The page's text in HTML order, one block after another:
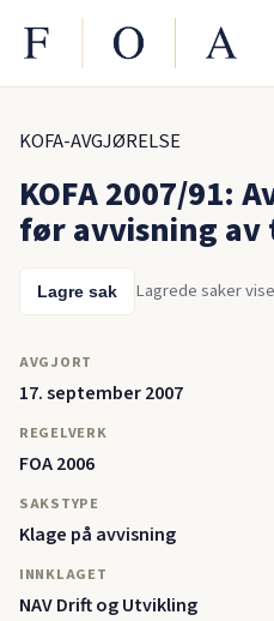
KOFA-AVGJØRELSE
KOFA 2007/91:
før avvisning
Lagre sak Lagrede saker
AVGJORT
17. september 2007
REGELVERK
FOA 2006
SAKSTYPE
Klage på avvisning
INNKLAGET
NAV Drift og Utvikling